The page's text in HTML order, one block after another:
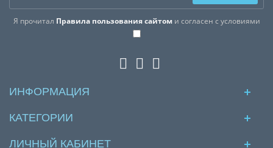
Я прочитал Правила пользования сайтоми согласен с условиями
ИНФОРМАЦИЯ
КАТЕГОРИИ
ЛИЧНЫЙ КАБИНЕТ